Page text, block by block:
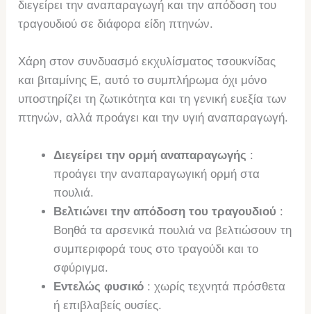
διεγείρει την αναπαραγωγή και την απόδοση του
τραγουδιού σε διάφορα είδη πτηνών.
Χάρη στον συνδυασμό εκχυλίσματος τσουκνίδας
και βιταμίνης Ε, αυτό το συμπλήρωμα όχι μόνο
υποστηρίζει τη ζωτικότητα και τη γενική ευεξία των
πτηνών, αλλά προάγει και την υγιή αναπαραγωγή.
Διεγείρει την ορμή αναπαραγωγής :
προάγει την αναπαραγωγική ορμή στα
πουλιά.
Βελτιώνει την απόδοση του τραγουδιού :
Βοηθά τα αρσενικά πουλιά να βελτιώσουν τη
συμπεριφορά τους στο τραγούδι και το
σφύριγμα.
Εντελώς φυσικό : χωρίς τεχνητά πρόσθετα
ή επιβλαβείς ουσίες.